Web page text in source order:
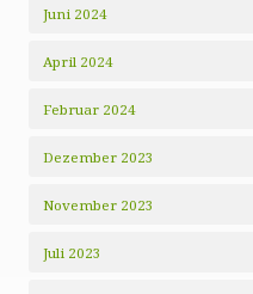
Juni 2024
April 2024
Februar 2024
Dezember 2023
November 2023
Juli 2023